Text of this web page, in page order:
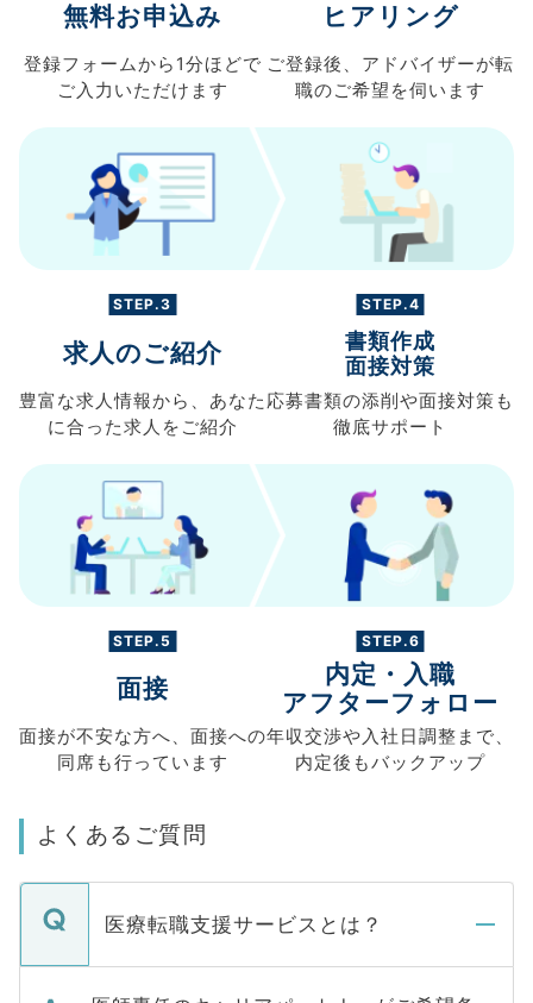
無料お申込み
登録フォームから 1分ほどで
ご入力 いただけます
ヒアリング
ご登録後、 アドバイザーが転
職のご希望を伺います
STEP.3
求人のご紹介
豊富な求人情報から、 あなた
に合った求人を ご紹介
STEP.4
書類作成
面接対策
応募書類の添削や面接対策も
徹底サポート
STEP.5
面接
面接が不安な方へ、 面接への
同席も行っています
STEP.6
内定・入職
アフターフォロー
年収交渉や入社日調整まで、
内定後もバックアップ
よくあるご質問
医療転職支援サービスとは？